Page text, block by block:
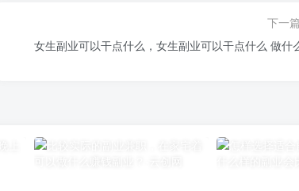
下一
女生副业可以干点什么，女生副业可以干点什么 做什